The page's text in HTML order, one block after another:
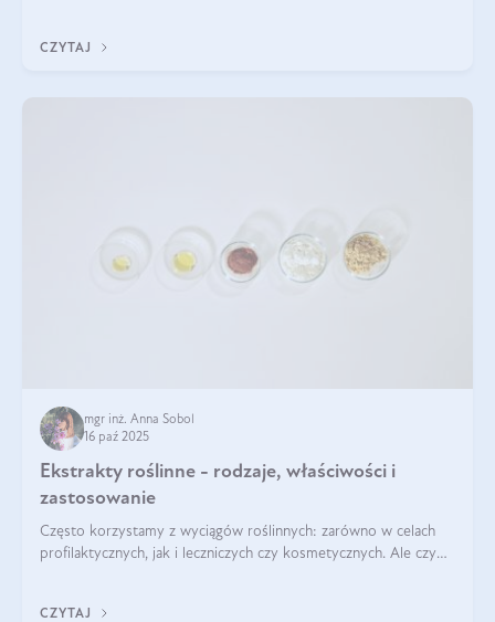
CZYTAJ
mgr inż. Anna Sobol
16 paź 2025
Ekstrakty roślinne - rodzaje, właściwości i
zastosowanie
Często korzystamy z wyciągów roślinnych: zarówno w celach
profilaktycznych, jak i leczniczych czy kosmetycznych. Ale czy
CZYTAJ